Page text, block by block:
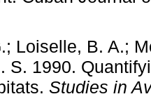
Loiselle, B. A.;
S. 1990.
Studies in